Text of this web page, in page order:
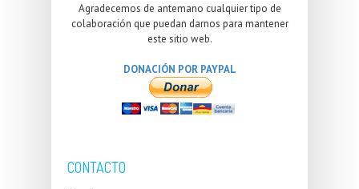
Agradecemos de antemano cualquier tipo de
colaboración que puedan darnos para mantener
este sitio web.
DONACIÓN POR PAYPAL
CONTACTO